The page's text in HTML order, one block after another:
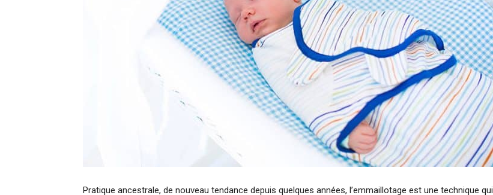
Pratique ancestrale, de nouveau tendance depuis quelques années, l’emmaillotage est une technique qui